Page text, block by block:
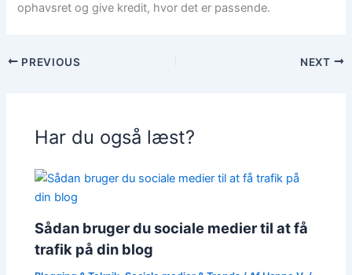
ophavsret og give kredit, hvor det er passende.
PREVIOUS NEXT
Har du også læst?
Sådan bruger du sociale medier til at få
trafik på din blog